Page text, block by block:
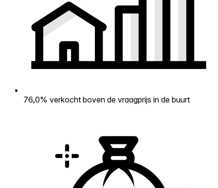
76,0% verkocht boven de vraagprijs in de buurt